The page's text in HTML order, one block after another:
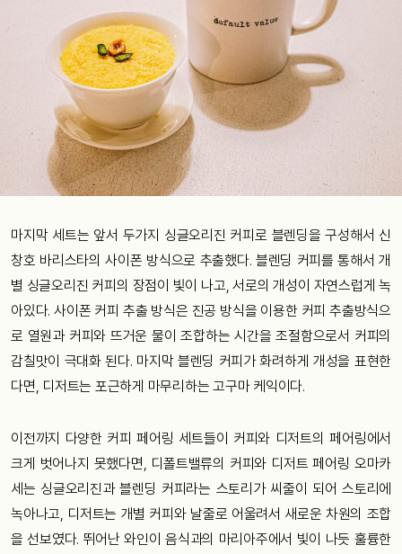
마지막 세트는 앞서 두가지 싱글오리진 커피로 블렌딩을 구성해서 신
창호 바리스타의 사이폰 방식으로 추출했다. 블렌딩 커피를 통해서 개
별 싱글오리진 커피의 장점이 빛이 나고, 서로의 개성이 자연스럽게 녹
아있다. 사이폰 커피 추출 방식은 진공 방식을 이용한 커피 추출방식으
로 열원과 커피와 뜨거운 물이 조합하는 시간을 조절함으로서 커피의
감칠맛이 극대화 된다. 마지막 블렌딩 커피가 화려하게 개성을 표현한
다면, 디저트는 포근하게 마무리하는 고구마 케익이다.
이전까지 다양한 커피 페어링 세트들이 커피와 디저트의 페어링에서
크게 벗어나지 못했다면, 디폴트밸류의 커피와 디저트 페어링 오마카
세는 싱글오리진과 블렌딩 커피라는 스토리가 씨줄이 되어 스토리에
녹아나고, 디저트는 개별 커피와 날줄로 어울려서 새로운 차원의 조합
을 선보였다. 뛰어난 와인이 음식과의 마리아주에서 빛이 나듯 훌륭한